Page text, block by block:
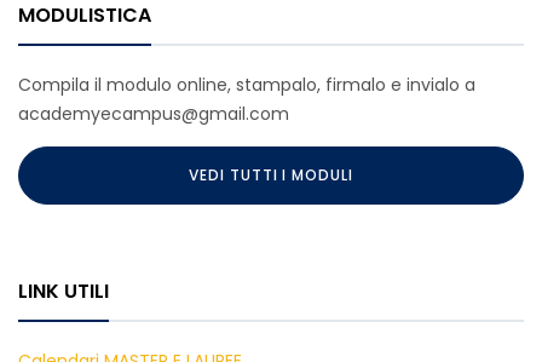
MODULISTICA
Compila il modulo online, stampalo, firmalo e invialo a
academyecampus@gmail.com
VEDI TUTTI I MODULI
LINK UTILI